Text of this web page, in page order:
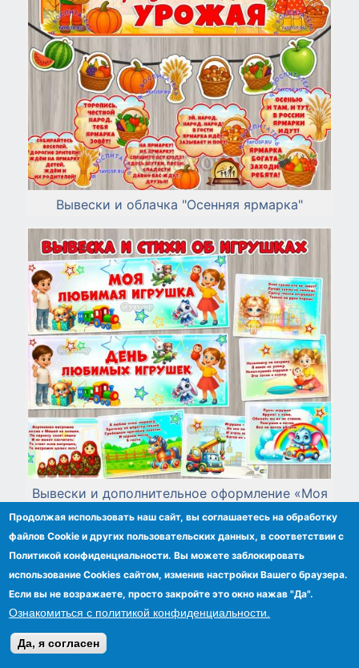
Вывески и облачка "Осенняя ярмарка"
Вывески и дополнительное оформление «Моя
любимая игрушка» и «День любимых
игрушек».
Продолжая использовать наш сайт, вы соглашаетесь на обработку
файлов Сookie и других пользовательских данных, в соответствии с
Политикой конфиденциальности. Вы можете заблокировать
использование Cookies сайтом, изменив настройки Вашего браузера.
Если вы не возражаете, просто закройте это окно нажав "Да".
Ознакомиться с политикой конфиденциальности.
Да, я согласен